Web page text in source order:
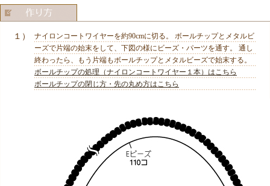
１）
ナイロンコートワイヤーを約90cmに切る。 ボールチップとメタルビ
ーズで片端の始末をして、下図の様にビーズ・パーツを通す。 通し
終わったら、もう片端もボールチップとメタルビーズで始末する。
ボールチップの処理（ナイロンコートワイヤー１本）はこちら
ボールチップの閉じ方・先の丸め方はこちら